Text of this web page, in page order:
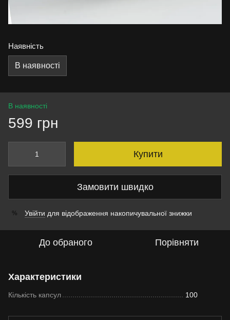
Наявність
В наявності
В наявності
599 грн
Купити
Замовити швидко
% Увійти для відображення накопичувальної знижки
До обраного Порівняти
Характеристики
Кількість капсул 100